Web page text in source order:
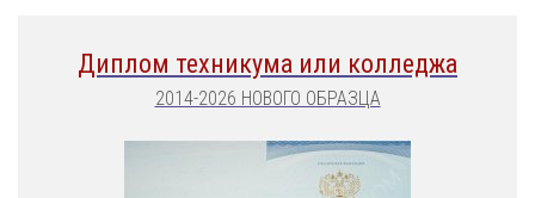
Диплом техникума или колледжа
2014-2026 НОВОГО ОБРАЗЦА